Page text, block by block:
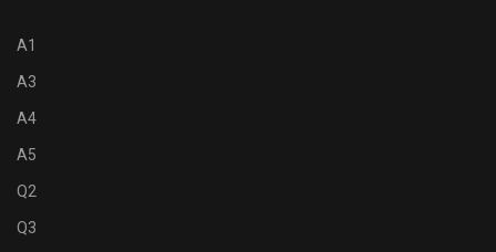
A1
A3
A4
A5
Q2
Q3